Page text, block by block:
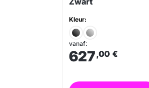
Kleur:
vanaf:
627,00 €